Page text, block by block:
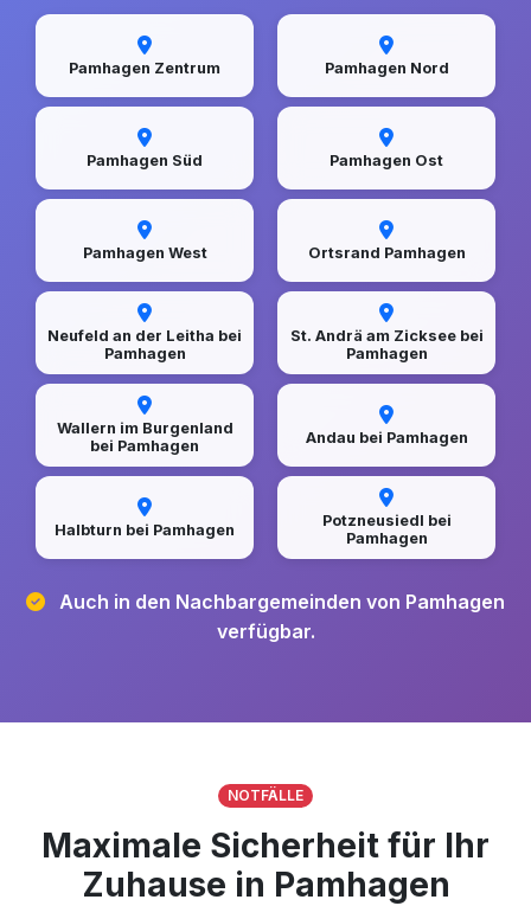
Pamhagen Zentrum Pamhagen Nord
Pamhagen Süd Pamhagen Ost
Pamhagen West Ortsrand Pamhagen
Neufeld an der Leitha bei
Pamhagen
St. Andrä am Zicksee bei
Pamhagen
Wallern im Burgenland
bei Pamhagen
Andau bei Pamhagen
Halbturn bei Pamhagen
Potzneusiedl bei
Pamhagen
Auch in den Nachbargemeinden von Pamhagen
verfügbar.
NOTFÄLLE
Maximale Sicherheit für Ihr
Zuhause in Pamhagen